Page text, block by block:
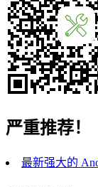
严重推荐！
最新强大的